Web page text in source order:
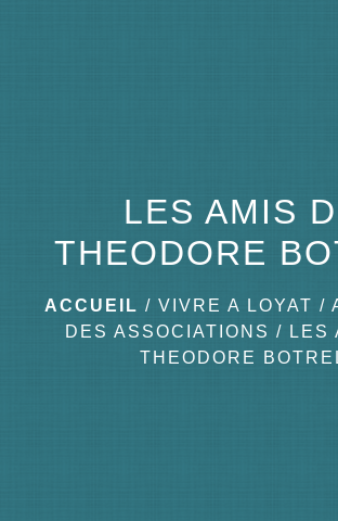
LES AMIS
THEODORE
ACCUEIL / VIVRE A LOYAT /
DES ASSOCIATIONS / LES
THEODORE